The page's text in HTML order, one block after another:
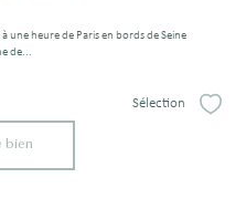
à une heure de Paris en bords de Seine
de...
Sélection
bien